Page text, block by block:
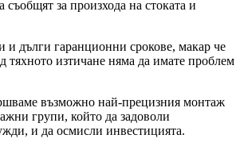
съобщят за произхода на стоката и
и дълги гаранционни срокове, макар че
тяхното изтичане няма да имате проблем
възможно най-прецизния монтаж
групи, който да задоволи
и да осмисли инвестицията.